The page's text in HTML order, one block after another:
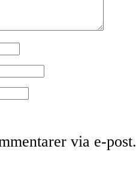
via e-post.